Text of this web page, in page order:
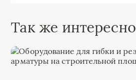
Так же интересно